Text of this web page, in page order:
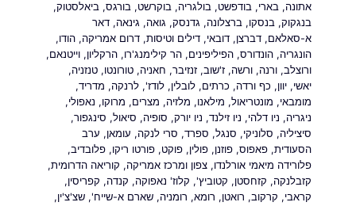
אתונה,בארי,בודפשט,בולגריה,בוקרשט,בורגס,ביאלסטוק,
בנגקוק,בנסקו,ברצלונה, גדנסק, גואה, גינאה,דאר
א-סאלאם,דברצן,דובאי,דילים וטיסות,דרום אמריקה,הודו,
הונגריה,הונדורס,הפיליפינים,הר קילימנג'רו,הרקליון,וייטנאם,
ורוצלב,ורנה,ורשה,ז'שוב,זנזיבר, חאניה,טורונטו,טנזניה,
יאשי,יוון, כף ורדה, כרתים,לובלין,לודז',לרנקה, מדריד,
מומבאי, מונטריאול, מילאנו, מלזיה, מצרים, מרוקו, נאפולי,
ניגריה, ניו דלהי, ניו זילנד, ניו יורק, סופיה, סיאול, סינגפור,
סיציליה, סלוניקי, סנגל, ספרד, סרי לנקה, עומאן, ערב
הסעודית,פאפוס,פוזנן,פולין,פוקט,פורטו ריקו,פלובדיב,
פלורידה מיאמי אורלנדו,צפון ומרכז אמריקה, קוריאה הדרומית,
קזבלנקה, קזחסטן, קטוביץ', קלוז' נאפוקה, קנדה, קפריסין,
קראבי, קרקוב, רואטן, רומא, רומניה,שארם א-שייח',שצ'צ'ין,